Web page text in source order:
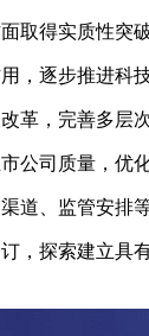
取得实质性突
，逐步推进科
革，完善多层
公司质量，优
道、监管安排
，探索建立具